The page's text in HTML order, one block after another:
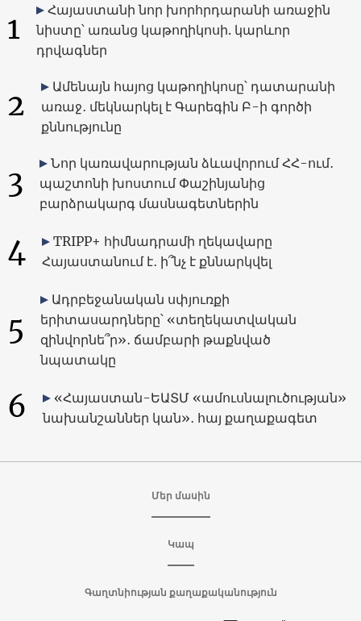
1
Հայաստանի նոր խորհրդարանի առաջին
նիստը՝ առանց կաթողիկոսի. կարևոր
դրվագներ
2
Ամենայն հայոց կաթողիկոսը՝ դատարանի
առաջ․ մեկնարկել է Գարեգին Բ-ի գործի
քննությունը
3
Նոր կառավարության ձևավորում ՀՀ-ում․
պաշտոնի խոստում Փաշինյանից
բարձրակարգ մասնագետներին
4
TRIPP+ հիմնադրամի ղեկավարը
Հայաստանում է․ ի՞նչ է քննարկվել
5
Ադրբեջանական սփյուռքի
երիտասարդները՝ «տեղեկատվական
զինվորնե՞ր»․ ճամբարի թաքնված
նպատակը
6
«Հայաստան-ԵԱՏՄ «ամուսնալուծության»
նախանշաններ կան»․ հայ քաղաքագետ
Մեր մասին
Կապ
Գաղտնիության քաղաքականություն